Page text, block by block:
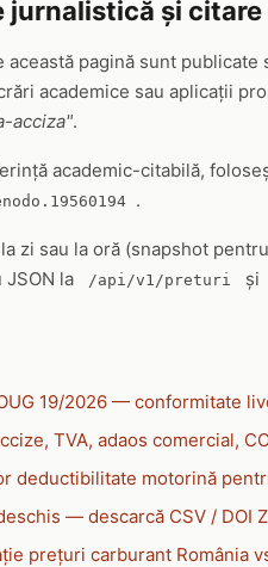
jurnalistică și citare
această pagină sunt publicate
academice sau aplicații
acciza".
academic-citabilă,
.
zi sau la oră (snapshot
JSON la
/api/v1/preturi și
19/2026 — conformitate
TVA, adaos comercial,
deductibilitate motorină
— descarcă CSV / DOI
prețuri carburant România